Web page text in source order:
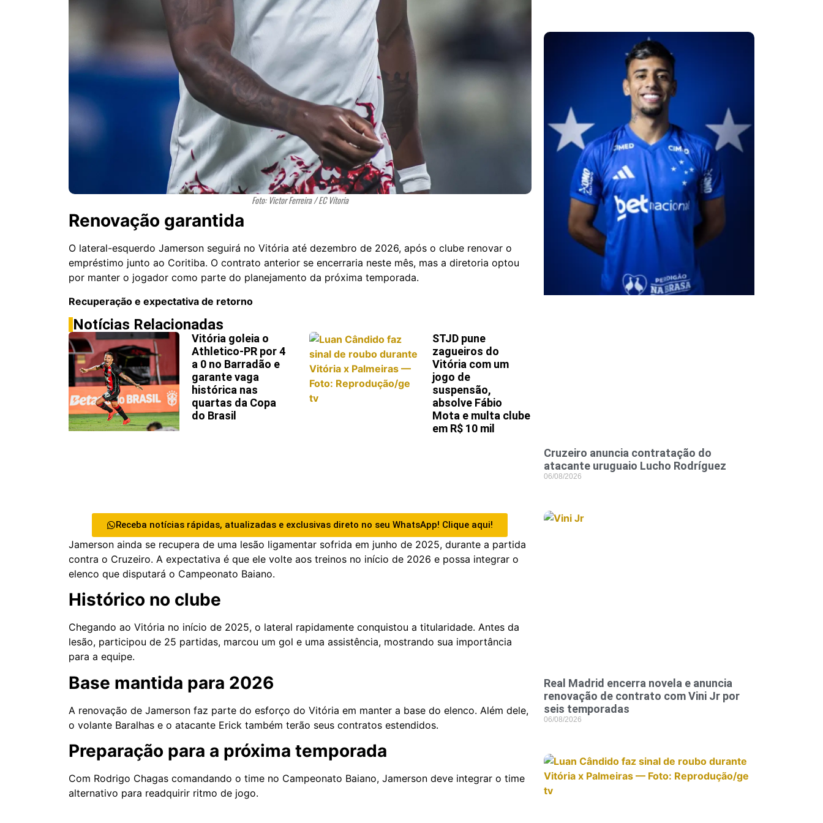
Foto: Victor Ferreira / EC Vítoria
Renovação garantida
O lateral-esquerdo Jamerson seguirá no Vitória até dezembro de 2026, após o clube renovar o
empréstimo junto ao Coritiba. O contrato anterior se encerraria neste mês, mas a diretoria optou
por manter o jogador como parte do planejamento da próxima temporada.
Recuperação e expectativa de retorno
Notícias Relacionadas
Vitória goleia o
Athletico-PR por 4
a 0 no Barradão e
garante vaga
histórica nas
quartas da Copa
do Brasil
STJD pune
zagueiros do
Vitória com um
jogo de
suspensão,
absolve Fábio
Mota e multa clube
em R$ 10 mil
Receba notícias rápidas, atualizadas e exclusivas direto no seu WhatsApp! Clique aqui!
Jamerson ainda se recupera de uma lesão ligamentar sofrida em junho de 2025, durante a partida
contra o Cruzeiro. A expectativa é que ele volte aos treinos no início de 2026 e possa integrar o
elenco que disputará o Campeonato Baiano.
Histórico no clube
Chegando ao Vitória no início de 2025, o lateral rapidamente conquistou a titularidade. Antes da
lesão, participou de 25 partidas, marcou um gol e uma assistência, mostrando sua importância
para a equipe.
Base mantida para 2026
A renovação de Jamerson faz parte do esforço do Vitória em manter a base do elenco. Além dele,
o volante Baralhas e o atacante Erick também terão seus contratos estendidos.
Preparação para a próxima temporada
Com Rodrigo Chagas comandando o time no Campeonato Baiano, Jamerson deve integrar o time
alternativo para readquirir ritmo de jogo.
Cruzeiro anuncia contratação do
atacante uruguaio Lucho Rodríguez
06/08/2026
Real Madrid encerra novela e anuncia
renovação de contrato com Vini Jr por
seis temporadas
06/08/2026